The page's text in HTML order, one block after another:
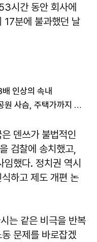
시간 동안 회사에
17분에 불과했던 날
인상의 속내
"관광객 덕에 잘 먹었더니"…나라공원 사슴, 주택가까지 내려왔다
덴쓰가 불법적인
검찰에 송치했고,
했다. 정치권 역시
하고 제도 개편 논
는 같은 비극을 반복
문제를 바로잡겠